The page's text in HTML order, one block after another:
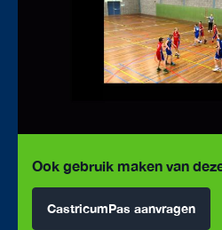
Ook gebruik maken van
CastricumPas aanvragen